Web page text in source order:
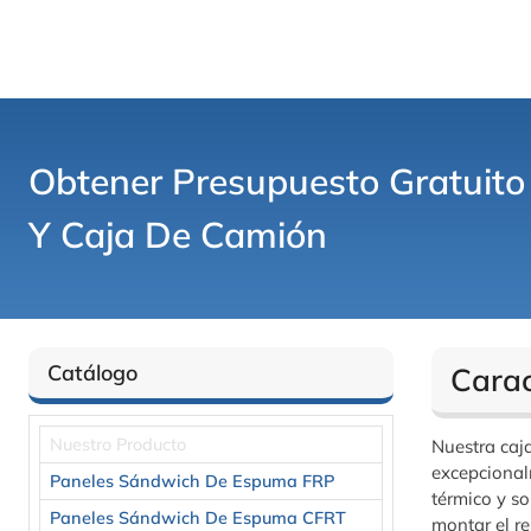
Obtener Presupuesto
Y Caja De Camión
Catálogo
Nuestro Producto
Paneles Sándwich De Espuma FRP
Paneles Sándwich De Espuma CFRT
Nuestra
térmico y
montar el